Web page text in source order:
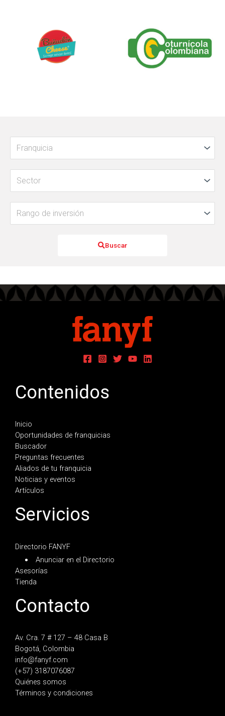
Buscar
Contenidos
Inicio
Oportunidades de franquicias
Buscador
Preguntas frecuentes
Aliados de tu franquicia
Noticias y eventos
Artículos
Servicios
Directorio FANYF
Anunciar en el Directorio
Asesorías
Tienda
Contacto
Av. Cra. 7 # 127 – 48 Casa B
Bogotá, Colombia
info@fanyf.com
(+57) 3187076087
Quiénes somos
Términos y condiciones